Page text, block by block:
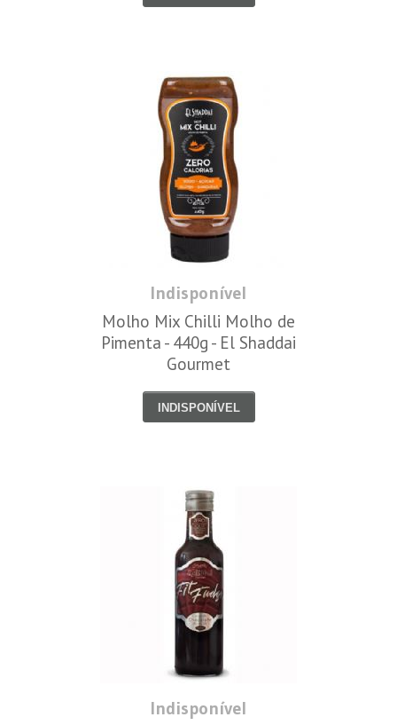
Indisponível
Molho Mix Chilli Molho de
Pimenta - 440g - El Shaddai
Gourmet
INDISPONÍVEL
Indisponível